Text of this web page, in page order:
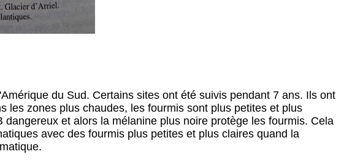
du Sud. Certains sites ont été suivis pendant 7 ans. Ils ont
les zones plus chaudes, les fourmis sont plus petites et plus
et alors la mélanine plus noire protège les fourmis. Cela
avec des fourmis plus petites et plus claires quand la